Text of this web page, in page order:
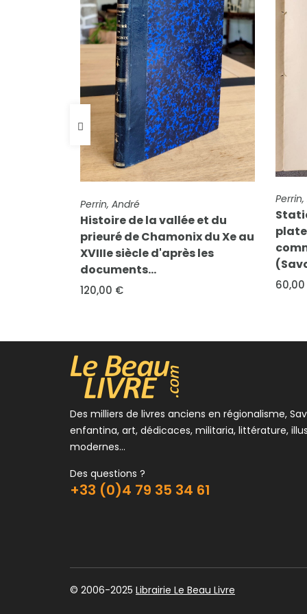
Perrin, A.
Station de la Pierre Polie du
plateau de St Saturnin,
commune de St Alban
(Savoie). Notice
60,00 €
Des milliers de livres anciens en régionalisme,
enfantina, art, dédicaces, militaria, littérature,
modernes...
Des questions ?
+33 (0)4 79 35 34 61
© 2006-2025 Librairie Le Beau Livre